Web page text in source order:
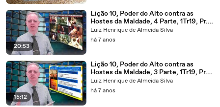
20:53
Lição 10, Poder do Alto contra as
Hostes da Maldade, 4 Parte, 1Tr19, Pr.
Henrique, EBD NA TV
Luiz Henrique de Almeida Silva
há 7 anos
15:12
Lição 10, Poder do Alto contra as
Hostes da Maldade, 3 Parte, 1Tr19, Pr.
Henrique, EBD NA TV
Luiz Henrique de Almeida Silva
há 7 anos